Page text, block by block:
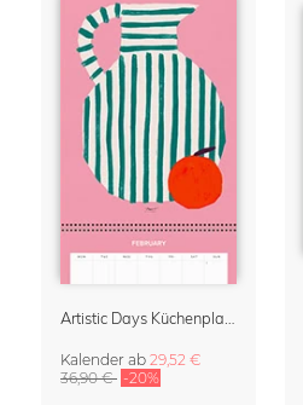
Kalender ab 29,52 €
36,90 € -20%